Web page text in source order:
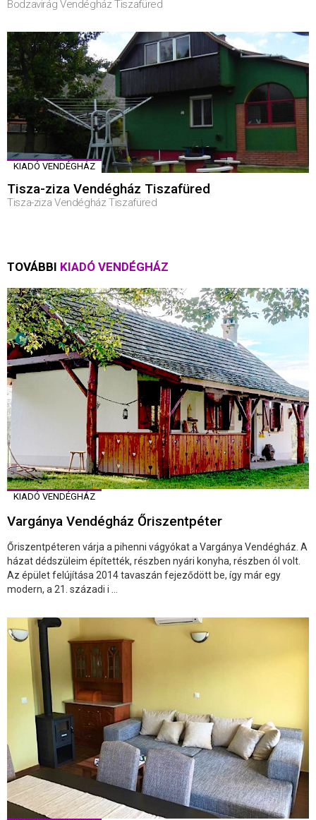
Bodzavirág Vendégház Tiszafüred
KIADÓ VENDÉGHÁZ
Tisza-ziza Vendégház Tiszafüred
Tisza-ziza Vendégház Tiszafüred
TOVÁBBI KIADÓ VENDÉGHÁZ
KIADÓ VENDÉGHÁZ
Vargánya Vendégház Őriszentpéter
Őriszentpéteren várja a pihenni vágyókat a Vargánya Vendégház. A
házat dédszüleim építették, részben nyári konyha, részben ól volt.
Az épület felújítása 2014 tavaszán fejeződött be, így már egy
modern, a 21. századi i ...